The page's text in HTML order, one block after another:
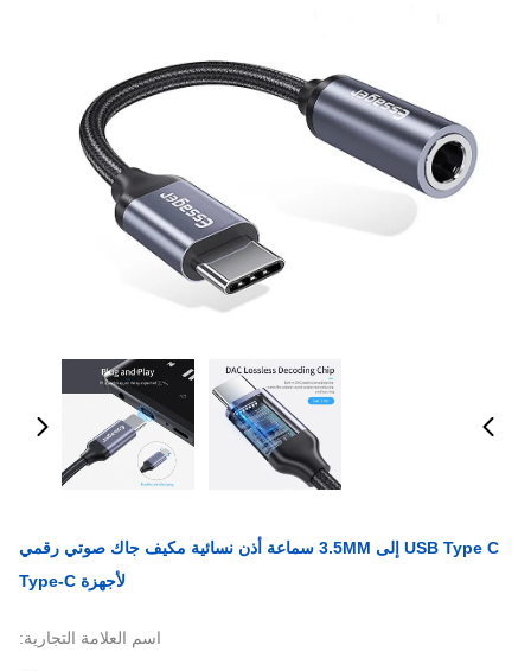
USB Type C إلى 3.5MM سماعة أذن نسائية مكيف جاك صوتي رقمي
لأجهزة Type-C
اسم العلامة التجارية: